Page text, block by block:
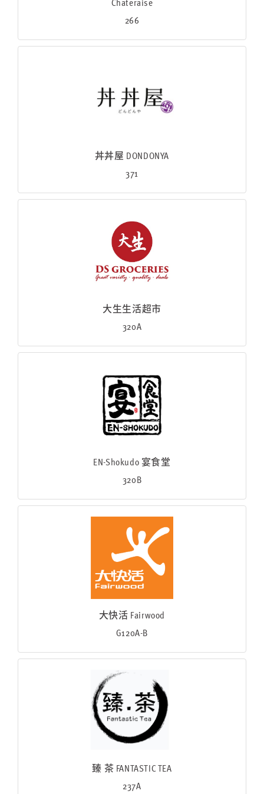
266
丼丼屋 DONDONYA
371
大生生活超市
320A
EN-Shokudo 宴食堂
320B
大快活 Fairwood
G120A-B
臻 茶 FANTASTIC TEA
237A